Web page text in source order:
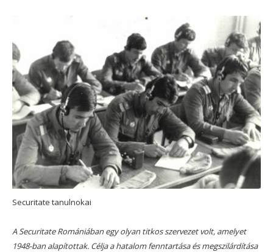
Securitate tanulnokai
A Securitate Romániában egy olyan titkos szervezet volt, amelyet
1948-ban alapítottak. Célja a hatalom fenntartása és megszilárdítása